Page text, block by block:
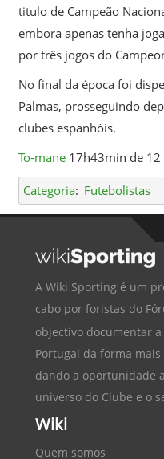
titulo de Campeão
embora apenas tenha
por três jogos do
No final da época foi
Palmas, prosseguindo
clubes espanhóis.
To-mane17h43min de 12
Categoria: Futebolistas
A Wiki Sporting é um
cabo por foristas do
objectivo documentar
Portugal da forma
dando a oportunidade
universo do Clube e o
Wiki
Quem somos